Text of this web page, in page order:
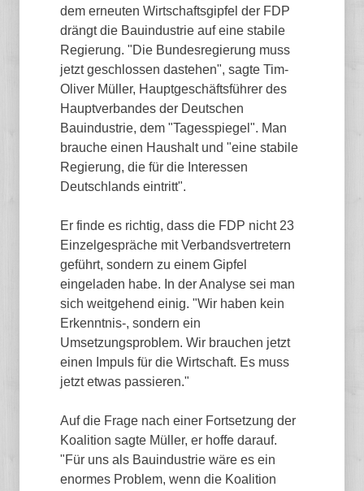
dem erneuten Wirtschaftsgipfel der FDP
drängt die Bauindustrie auf eine stabile
Regierung. "Die Bundesregierung muss
jetzt geschlossen dastehen", sagte Tim-
Oliver Müller, Hauptgeschäftsführer des
Hauptverbandes der Deutschen
Bauindustrie, dem "Tagesspiegel". Man
brauche einen Haushalt und "eine stabile
Regierung, die für die Interessen
Deutschlands eintritt".
Er finde es richtig, dass die FDP nicht 23
Einzelgespräche mit Verbandsvertretern
geführt, sondern zu einem Gipfel
eingeladen habe. In der Analyse sei man
sich weitgehend einig. "Wir haben kein
Erkenntnis-, sondern ein
Umsetzungsproblem. Wir brauchen jetzt
einen Impuls für die Wirtschaft. Es muss
jetzt etwas passieren."
Auf die Frage nach einer Fortsetzung der
Koalition sagte Müller, er hoffe darauf.
"Für uns als Bauindustrie wäre es ein
enormes Problem, wenn die Koalition